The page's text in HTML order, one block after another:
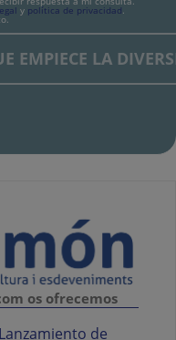
y política de privacidad
os ofrecemos
Lanzamiento de